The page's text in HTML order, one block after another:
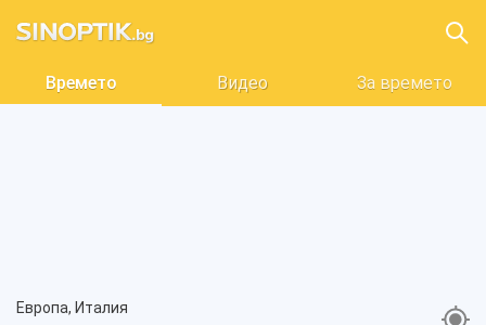
Времето Видео За времето
Европа, Италия